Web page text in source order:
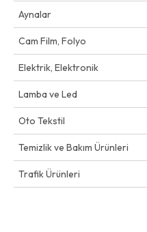
Aynalar
Cam Film, Folyo
Elektrik, Elektronik
Lamba ve Led
Oto Tekstil
Temizlik ve Bakım Ürünleri
Trafik Ürünleri